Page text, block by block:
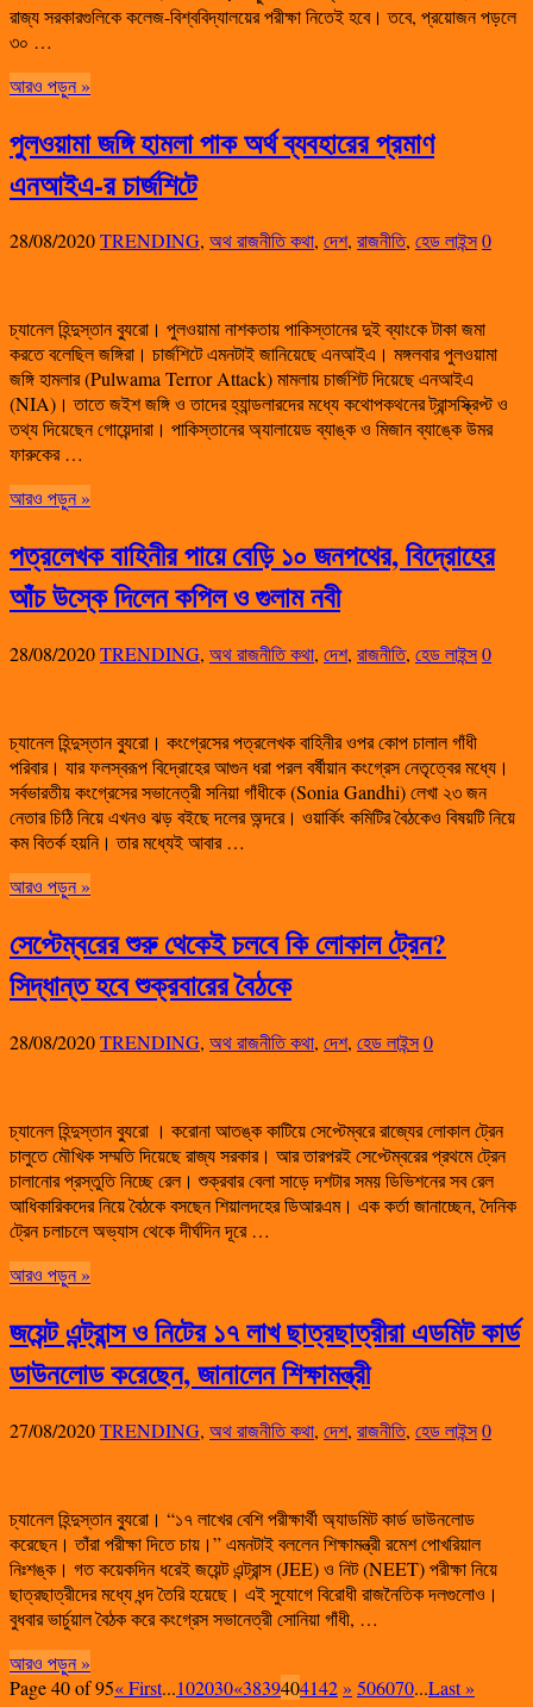
রাজ্য সরকারগুলিকে কলেজ-বিশ্ববিদ্যালয়ের পরীক্ষা নিতেই হবে। তবে, প্রয়োজন পড়লে
৩০ …
আরও পড়ুন »
পুলওয়ামা জঙ্গি হামলা পাক অর্থ ব্যবহারের প্রমাণ
এনআইএ-র চার্জশিটে
28/08/2020TRENDING, অথ রাজনীতি কথা, দেশ, রাজনীতি, হেড লাইন্স0
চ্যানেল হিন্দুস্তান ব্যুরো। পুলওয়ামা নাশকতায় পাকিস্তানের দুই ব্যাংকে টাকা জমা
করতে বলেছিল জঙ্গিরা। চার্জশিটে এমনটাই জানিয়েছে এনআইএ। মঙ্গলবার পুলওয়ামা
জঙ্গি হামলার (Pulwama Terror Attack) মামলায় চার্জশিট দিয়েছে এনআইএ
(NIA)। তাতে জইশ জঙ্গি ও তাদের হ্যান্ডলারদের মধ্যে কথোপকথনের ট্রান্সস্ক্রিপ্ট ও
তথ্য দিয়েছেন গোয়েন্দারা। পাকিস্তানের অ্যালায়েড ব্যাঙ্ক ও মিজান ব্যাঙ্কে উমর
ফারুকের …
আরও পড়ুন »
পত্রলেখক বাহিনীর পায়ে বেড়ি ১০ জনপথের, বিদ্রোহের
আঁচ উস্কে দিলেন কপিল ও গুলাম নবী
28/08/2020TRENDING, অথ রাজনীতি কথা, দেশ, রাজনীতি, হেড লাইন্স0
চ্যানেল হিন্দুস্তান ব্যুরো। কংগ্রেসের পত্রলেখক বাহিনীর ওপর কোপ চালাল গাঁধী
পরিবার। যার ফলস্বরূপ বিদ্রোহের আগুন ধরা পরল বর্ষীয়ান কংগ্রেস নেতৃত্বের মধ্যে।
সর্বভারতীয় কংগ্রেসের সভানেত্রী সনিয়া গাঁধীকে (Sonia Gandhi) লেখা ২৩ জন
নেতার চিঠি নিয়ে এখনও ঝড় বইছে দলের অন্দরে। ওয়ার্কিং কমিটির বৈঠকেও বিষয়টি নিয়ে
কম বিতর্ক হয়নি। তার মধ্যেই আবার …
আরও পড়ুন »
সেপ্টেম্বরের শুরু থেকেই চলবে কি লোকাল ট্রেন?
সিদ্ধান্ত হবে শুক্রবারের বৈঠকে
28/08/2020TRENDING, অথ রাজনীতি কথা, দেশ, হেড লাইন্স0
চ্যানেল হিন্দুস্তান ব্যুরো । করোনা আতঙ্ক কাটিয়ে সেপ্টেম্বরে রাজ্যের লোকাল ট্রেন
চালুতে মৌখিক সম্মতি দিয়েছে রাজ্য সরকার। আর তারপরই সেপ্টেম্বরের প্রথমে ট্রেন
চালানোর প্রস্তুতি নিচ্ছে রেল। শুক্রবার বেলা সাড়ে দশটার সময় ডিভিশনের সব রেল
আধিকারিকদের নিয়ে বৈঠকে বসছেন শিয়ালদহের ডিআরএম। এক কর্তা জানাচ্ছেন, দৈনিক
ট্রেন চলাচলে অভ্যাস থেকে দীর্ঘদিন দূরে …
আরও পড়ুন »
জয়েন্ট এন্ট্রান্স ও নিটের ১৭ লাখ ছাত্রছাত্রীরা এডমিট কার্ড
ডাউনলোড করেছেন, জানালেন শিক্ষামন্ত্রী
27/08/2020TRENDING, অথ রাজনীতি কথা, দেশ, রাজনীতি, হেড লাইন্স0
চ্যানেল হিন্দুস্তান ব্যুরো। “১৭ লাখের বেশি পরীক্ষার্থী অ্যাডমিট কার্ড ডাউনলোড
করেছেন। তাঁরা পরীক্ষা দিতে চায়।” এমনটাই বললেন শিক্ষামন্ত্রী রমেশ পোখরিয়াল
নিঃশঙ্ক। গত কয়েকদিন ধরেই জয়েন্ট এন্ট্রান্স (JEE) ও নিট (NEET) পরীক্ষা নিয়ে
ছাত্রছাত্রীদের মধ্যে ধন্দ তৈরি হয়েছে। এই সুযোগে বিরোধী রাজনৈতিক দলগুলোও।
বুধবার ভার্চুয়াল বৈঠক করে কংগ্রেস সভানেত্রী সোনিয়া গাঁধী, …
আরও পড়ুন »
Page 40 of 95« First...102030«3839404142» 506070...Last »